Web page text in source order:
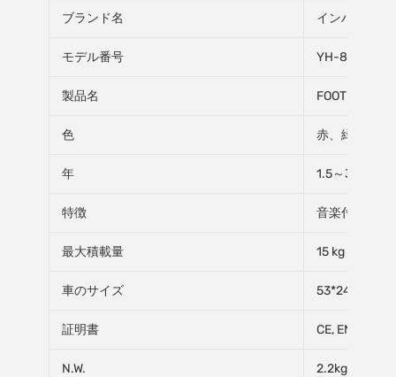
ブランド名 インハオ
モデル番号 YH-812
製品名 FOOT TO
色 赤、緑、バラ
年 1.5～3年
特徴 音楽付き & ホ
最大積載量 15 kg
車のサイズ 53*24*48CM
証明書 CE, EN71,
N.W. 2.2kg